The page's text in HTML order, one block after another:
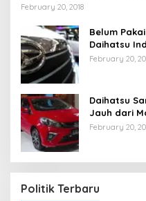
February 20, 2018
Belum
Daihatsu
February 20,
Daihatsu
Jauh dari
February 20,
Politik Terbaru
Yasin
In Berita, Politik |